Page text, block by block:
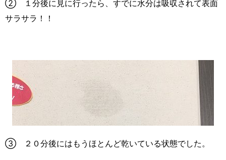
② １分後に見に行ったら、すでに水分は吸収されて表面
サラサラ！！
③ ２０分後にはもうほとんど乾いている状態でした。